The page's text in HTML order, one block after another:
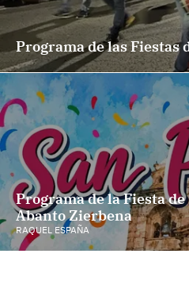
Programa de las Fiestas
Programa de la Fiesta
Abanto Zierbena
RAQUEL ESPAÑA